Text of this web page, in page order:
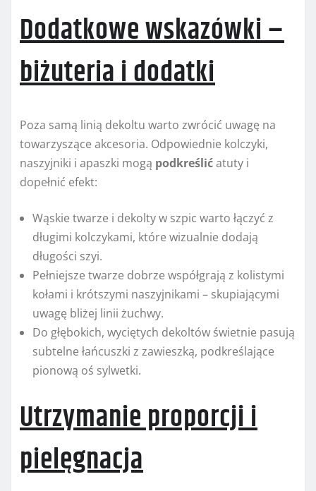
Dodatkowe wskazówki –
biżuteria i dodatki
Poza samą linią dekoltu warto zwrócić uwagę na
towarzyszące akcesoria. Odpowiednie kolczyki,
naszyjniki i apaszki mogą podkreślićatuty i
dopełnić efekt:
Wąskie twarze i dekolty w szpic warto łączyć z
długimi kolczykami, które wizualnie dodają
długości szyi.
Pełniejsze twarze dobrze współgrają z kolistymi
kołami i krótszymi naszyjnikami – skupiającymi
uwagę bliżej linii żuchwy.
Do głębokich, wyciętych dekoltów świetnie pasują
subtelne łańcuszki z zawieszką, podkreślające
pionową oś sylwetki.
Utrzymanie proporcji i
pielęgnacja